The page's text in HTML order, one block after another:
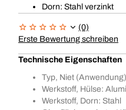
Dorn: Stahl verzinkt
(0)
Erste Bewertung schreiben
Technische Eigenschaften
Typ, Niet
Werkstoff, Hülse:
Werkstoff, Dorn: Stahl